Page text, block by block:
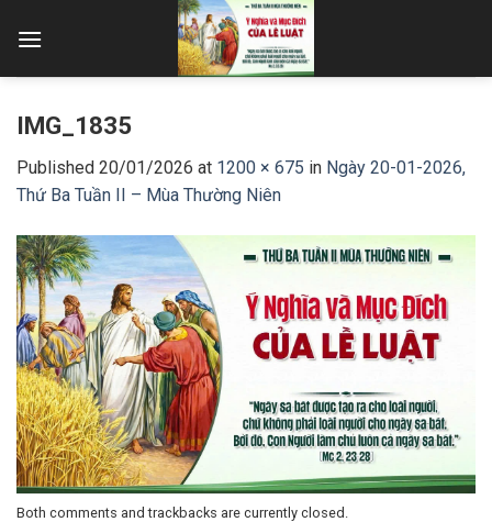
IMG_1835
Published 20/01/2026 at 1200 × 675 in Ngày 20-01-2026,
Thứ Ba Tuần II – Mùa Thường Niên
Both comments and trackbacks are currently closed.